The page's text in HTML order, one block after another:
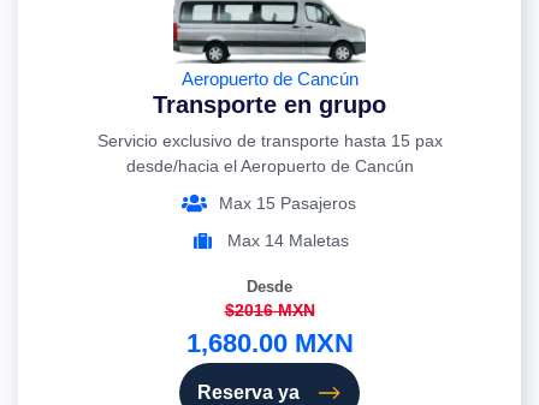
Aeropuerto de Cancún
Transporte en grupo
Servicio exclusivo de transporte hasta 15 pax
desde/hacia el Aeropuerto de Cancún
Max 15 Pasajeros
Max 14 Maletas
Desde
$2016 MXN
1,680.00 MXN
Reserva ya